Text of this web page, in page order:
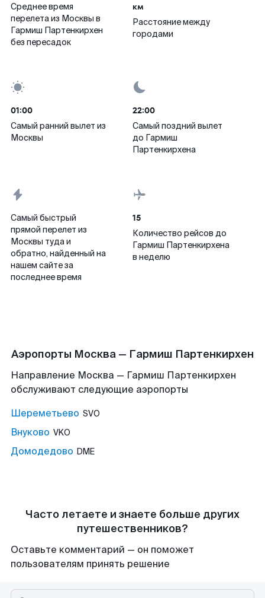
Среднее время
перелета из Москвы в
Гармиш Партенкирхен
без пересадок
км
Расстояние между
городами
01:00
Самый ранний вылет из
Москвы
22:00
Самый поздний вылет
до Гармиш
Партенкирхена
Самый быстрый
прямой перелет из
Москвы туда и
обратно, найденный на
нашем сайте за
последнее время
15
Количество рейсов до
Гармиш Партенкирхена
в неделю
Аэропорты Москва — Гармиш Партенкирхен
Направление Москва — Гармиш Партенкирхен
обслуживают следующие аэропорты
Шереметьево SVO
Внуково VKO
Домодедово DME
Часто летаете и знаете больше других
путешественников?
Оставьте комментарий — он поможет
пользователям принять решение